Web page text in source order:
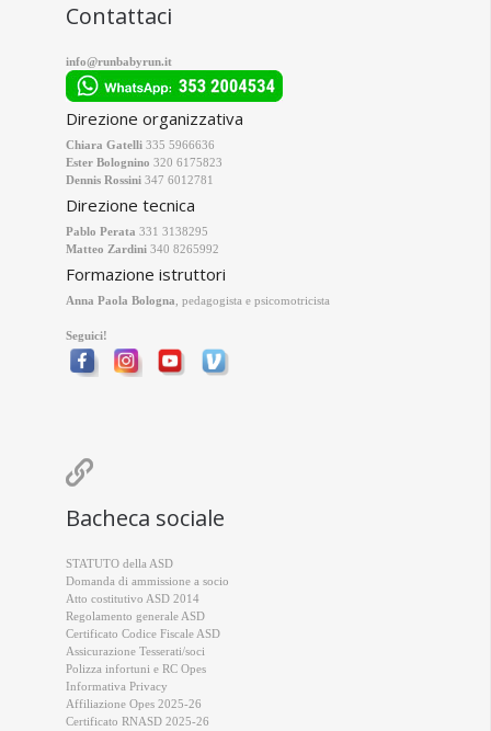
Contattaci
info@runbabyrun.it
Direzione organizzativa
Chiara Gatelli 335 5966636
Ester Bolognino 320 6175823
Dennis Rossini 347 6012781
Direzione tecnica
Pablo Perata 331 3138295
Matteo Zardini 340 8265992
Formazione istruttori
Anna Paola Bologna , pedagogista e psicomotricista
Seguici!

Bacheca sociale
STATUTO della ASD
Domanda di ammissione a socio
Atto costitutivo ASD 2014
Regolamento generale ASD
Certificato Codice Fiscale ASD
Assicurazione Tesserati/soci
Polizza infortuni e RC Opes
Informativa Privacy
Affiliazione Opes 2025-26
Certificato RNASD 2025-26